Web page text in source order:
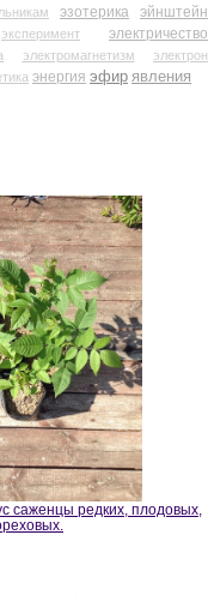
эзотерика
эйнштейн
эксперимент электричество
электромагнетизм
электрон
энергия эфир явления
саженцы редких, плодовых,